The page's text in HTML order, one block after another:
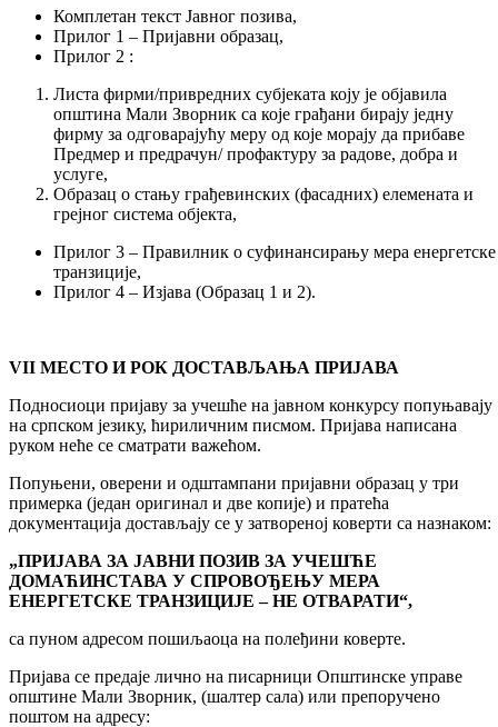
Комплетан текст Јавног позива,
Прилог 1 – Пријавни образац,
Прилог 2 :
Листа фирми/привредних субјеката коју је објавила
општина Мали Зворник са које грађани бирају једну
фирму за одговарајућу меру од које морају да прибаве
Предмер и предрачун/ профактуру за радове, добра и
услуге,
Образац о стању грађевинских (фасадних) елемената и
грејног система објекта,
Прилог 3 – Правилник о суфинансирању мера енергетске
транзиције,
Прилог 4 – Изјава (Образац 1 и 2).
VII МЕСТО И РОК ДОСТАВЉАЊА ПРИЈАВА
Подносиоци пријаву за учешће на јавном конкурсу попуњавају
на српском језику, ћириличним писмом. Пријава написана
руком неће се сматрати важећом.
Попуњени, оверени и одштампани пријавни образац у три
примерка (један оригинал и две копије) и пратећа
документација достављају се у затвореној коверти са назнаком:
„ПРИЈАВА ЗА ЈАВНИ ПОЗИВ ЗА УЧЕШЋЕ
ДОМАЋИНСТАВА У СПРОВОЂЕЊУ МЕРА
ЕНЕРГЕТСКЕ ТРАНЗИЦИЈЕ – НЕ ОТВАРАТИ“,
са пуном адресом пошиљаоца на полеђини коверте.
Пријава се предаје лично на писарници Општинске управе
општине Мали Зворник, (шалтер сала) или препоручено
поштом на адресу: